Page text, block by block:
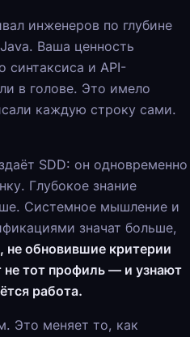
инженеров по глубине
Ваша ценность
синтаксиса и API-
в голове. Это имело
каждую строку сами.
SDD: он одновременно
Глубокое знание
Системное мышление и
значат больше,
не обновившие критерии
тот профиль — и узнают
работа.
Это меняет то, как